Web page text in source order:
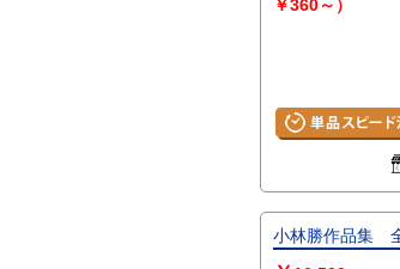
￥360～）
小林勝作品集